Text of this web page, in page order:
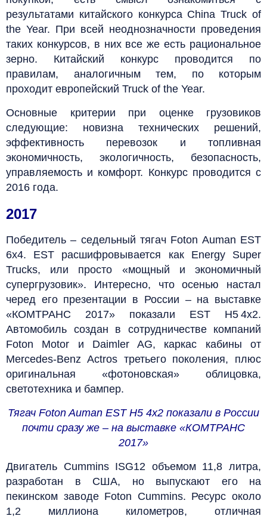
результатами китайского конкурса China Truck of
the Year. При всей неоднозначности проведения
таких конкурсов, в них все же есть рациональное
зерно. Китайский конкурс проводится по
правилам, аналогичным тем, по которым
проходит европейский Truck of the Year.
Основные критерии при оценке грузовиков
следующие: новизна технических решений,
эффективность перевозок и топливная
экономичность, экологичность, безопасность,
управляемость и комфорт. Конкурс проводится с
2016 года.
2017
Победитель – седельный тягач Foton Auman EST
6х4. EST расшифровывается как Energy Super
Trucks, или просто «мощный и экономичный
супергрузовик». Интересно, что осенью настал
черед его презентации в России – на выставке
«КОМТРАНС 2017» показали EST Н5 4х2.
Автомобиль создан в сотрудничестве компаний
Foton Motor и Daimler AG, каркас кабины от
Mercedes-Benz Actros третьего поколения, плюс
оригинальная «фотоновская» облицовка,
светотехника и бампер.
Тягач Foton Auman EST Н5 4х2 показали в России
почти сразу же – на выставке «КОМТРАНС
2017»
Двигатель Cummins ISG12 объемом 11,8 литра,
разработан в США, но выпускают его на
пекинском заводе Foton Cummins. Ресурс около
1,2 миллиона километров, отличная